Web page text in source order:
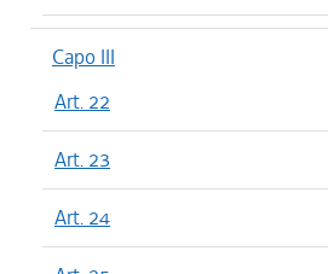
Capo III
Art. 22
Art. 23
Art. 24